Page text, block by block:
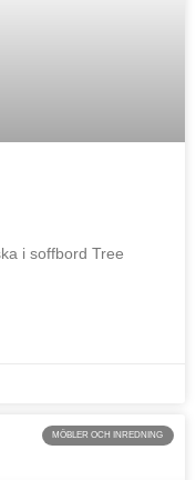
i soffbord Tree
MÖBLER OCH INREDNING